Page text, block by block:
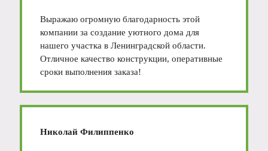
Выражаю огромную благодарность этой
компании за создание уютного дома для
нашего участка в Ленинградской области.
Отличное качество конструкции, оперативные
сроки выполнения заказа!
Николай Филиппенко